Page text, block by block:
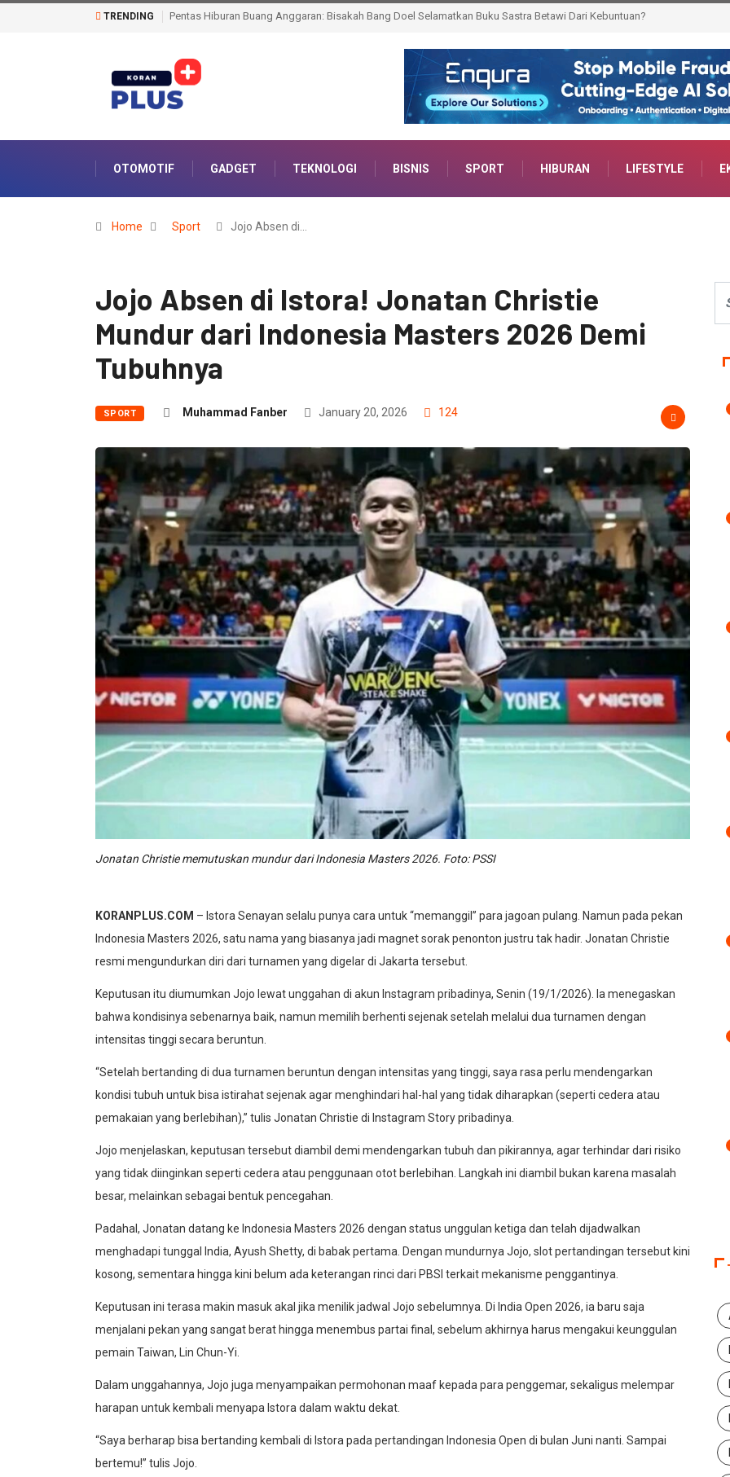
TRENDING Pemkab Muara Enim Gandeng Kejari, Plt Bupati Minta ASN Jangan Takut Konsultasi Hukum
OTOMOTIF GADGET TEKNOLOGI BISNIS SPORT HIBURAN LIFESTYLE
Home Sport Jojo Absen di…
Jojo Absen di Istora! Jonatan Christie
Mundur dari Indonesia Masters 2026 Demi
Tubuhnya
SPORT Muhammad Fanber January 20, 2026 124
Jonatan Christie memutuskan mundur dari Indonesia Masters 2026. Foto: PSSI
KORANPLUS.COM – Istora Senayan selalu punya cara untuk “memanggil” para jagoan pulang. Namun pada pekan
Indonesia Masters 2026, satu nama yang biasanya jadi magnet sorak penonton justru tak hadir. Jonatan Christie
resmi mengundurkan diri dari turnamen yang digelar di Jakarta tersebut.
Keputusan itu diumumkan Jojo lewat unggahan di akun Instagram pribadinya, Senin (19/1/2026). Ia menegaskan
bahwa kondisinya sebenarnya baik, namun memilih berhenti sejenak setelah melalui dua turnamen dengan
intensitas tinggi secara beruntun.
“Setelah bertanding di dua turnamen beruntun dengan intensitas yang tinggi, saya rasa perlu mendengarkan
kondisi tubuh untuk bisa istirahat sejenak agar menghindari hal-hal yang tidak diharapkan (seperti cedera atau
pemakaian yang berlebihan),” tulis Jonatan Christie di Instagram Story pribadinya.
Jojo menjelaskan, keputusan tersebut diambil demi mendengarkan tubuh dan pikirannya, agar terhindar dari risiko
yang tidak diinginkan seperti cedera atau penggunaan otot berlebihan. Langkah ini diambil bukan karena masalah
besar, melainkan sebagai bentuk pencegahan.
Padahal, Jonatan datang ke Indonesia Masters 2026 dengan status unggulan ketiga dan telah dijadwalkan
menghadapi tunggal India, Ayush Shetty, di babak pertama. Dengan mundurnya Jojo, slot pertandingan tersebut kini
kosong, sementara hingga kini belum ada keterangan rinci dari PBSI terkait mekanisme penggantinya.
Keputusan ini terasa makin masuk akal jika menilik jadwal Jojo sebelumnya. Di India Open 2026, ia baru saja
menjalani pekan yang sangat berat hingga menembus partai final, sebelum akhirnya harus mengakui keunggulan
pemain Taiwan, Lin Chun-Yi.
Dalam unggahannya, Jojo juga menyampaikan permohonan maaf kepada para penggemar, sekaligus melempar
harapan untuk kembali menyapa Istora dalam waktu dekat.
“Saya berharap bisa bertanding kembali di Istora pada pertandingan Indonesia Open di bulan Juni nanti. Sampai
bertemu!” tulis Jojo.